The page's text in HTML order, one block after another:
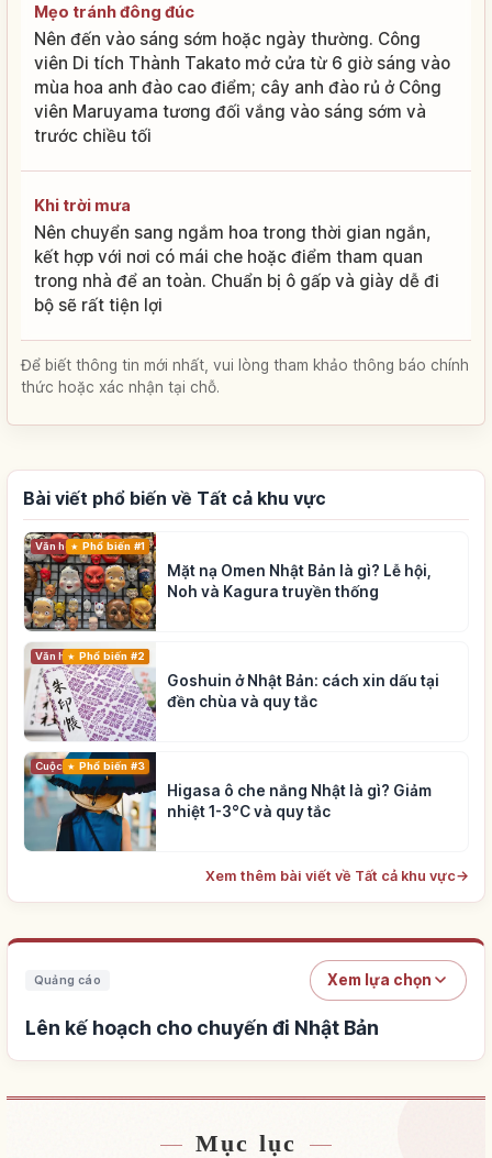
Mẹo tránh đông đúc
Nên đến vào sáng sớm hoặc ngày thường. Công
viên Di tích Thành Takato mở cửa từ 6 giờ sáng vào
mùa hoa anh đào cao điểm; cây anh đào rủ ở Công
viên Maruyama tương đối vắng vào sáng sớm và
trước chiều tối
Khi trời mưa
Nên chuyển sang ngắm hoa trong thời gian ngắn,
kết hợp với nơi có mái che hoặc điểm tham quan
trong nhà để an toàn. Chuẩn bị ô gấp và giày dễ đi
bộ sẽ rất tiện lợi
Để biết thông tin mới nhất, vui lòng tham khảo thông báo chính
thức hoặc xác nhận tại chỗ.
Bài viết phổ biến về Tất cả khu vực
Văn hóa truyền thống
Phổ biến #1
Mặt nạ Omen Nhật Bản là gì? Lễ hội,
Noh và Kagura truyền thống
Văn hóa truyền thống
Phổ biến #2
Goshuin ở Nhật Bản: cách xin dấu tại
đền chùa và quy tắc
Cuộc sốngPhổ biến #3
Higasa ô che nắng Nhật là gì? Giảm
nhiệt 1-3°C và quy tắc
Xem thêm bài viết về Tất cả khu vực→
Quảng cáo Xem lựa chọn
Lên kế hoạch cho chuyến đi Nhật Bản
Tìm chỗ ở gần Nhật Bản
Mục lục